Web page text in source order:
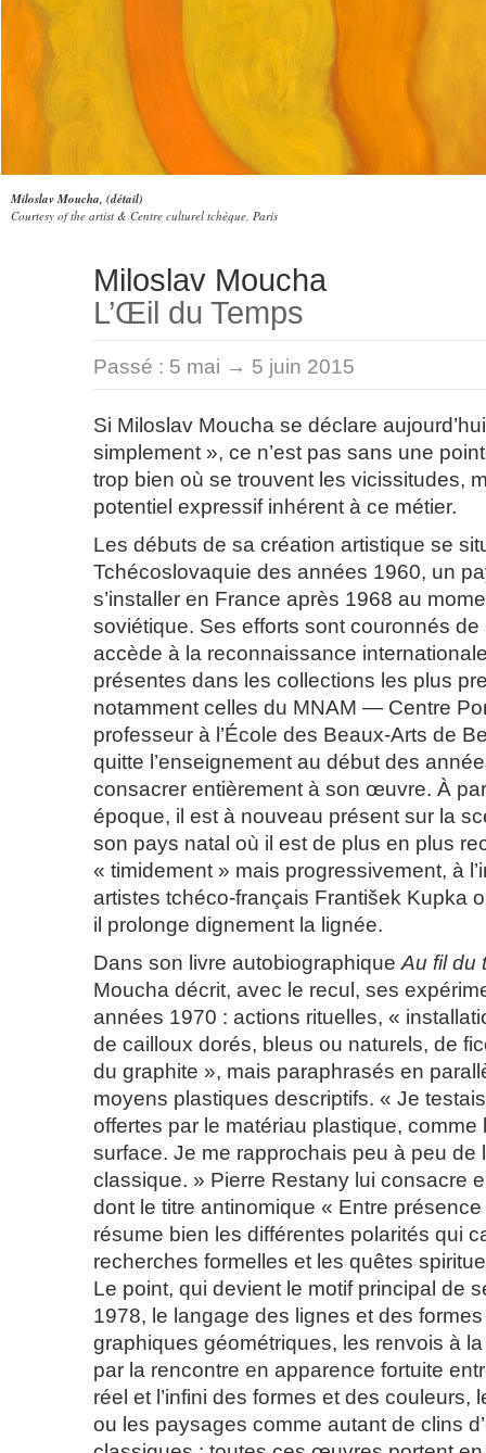
Miloslav Moucha, (détail)
Courtesy of the artist & Centre culturel tchèque, Paris
Miloslav Moucha
L’Œil du Temps
Passé : 5 mai → 5 juin 2015
Si Miloslav Moucha se déclare
simplement », ce n’est pas sans une
trop bien où se trouvent les vicissitudes,
potentiel expressif inhérent à ce métier.
Les débuts de sa création artistique se
Tchécoslovaquie des années 1960, un
s’installer en France après 1968 au
soviétique. Ses efforts sont couronnés de
accède à la reconnaissance
présentes dans les collections les plus
notamment celles du MNAM — Centre
professeur à l’École des Beaux-Arts de
quitte l’enseignement au début des
consacrer entièrement à son œuvre. À
époque, il est à nouveau présent sur la
son pays natal où il est de plus en plus
« timidement » mais progressivement, à
artistes tchéco-français František Kupka
il prolonge dignement la lignée.
Dans son livre autobiographique Au fil du
Moucha décrit, avec le recul, ses
années 1970 : actions rituelles, «
de cailloux dorés, bleus ou naturels, de
du graphite », mais paraphrasés en
moyens plastiques descriptifs. « Je
offertes par le matériau plastique, comme
surface. Je me rapprochais peu à peu de
classique. » Pierre Restany lui consacre
dont le titre antinomique « Entre
résume bien les différentes polarités qui
recherches formelles et les quêtes
Le point, qui devient le motif principal de
1978, le langage des lignes et des
graphiques géométriques, les renvois à
par la rencontre en apparence fortuite
réel et l’infini des formes et des couleurs,
ou les paysages comme autant de clins